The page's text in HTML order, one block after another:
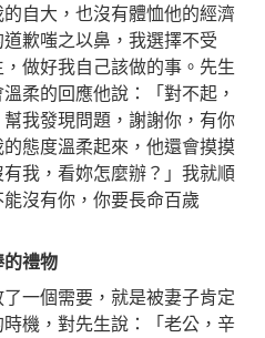
自大，也沒有體恤他的經濟
歉嗤之以鼻，我選擇不受
做好我自己該做的事。先生
柔的回應他說：「對不起，
我發現問題，謝謝你，有你
態度溫柔起來，他還會摸摸
我，看妳怎麼辦？」我就順
沒有你，你要長命百歲
的禮物
一個需要，就是被妻子肯定
機，對先生說：「老公，辛